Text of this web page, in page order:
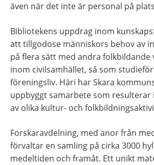
även när det inte är personal på
Bibliotekens uppdrag inom
att tillgodose människors behov av
på flera sätt med andra folkbildande
inom civilsamhället, så som
föreningsliv. Häri har Skara
uppbyggt samarbete som
av olika kultur- och
Forskaravdelning, med anor från
förvaltar en samling på cirka 3000
medeltiden och framåt. Ett unikt